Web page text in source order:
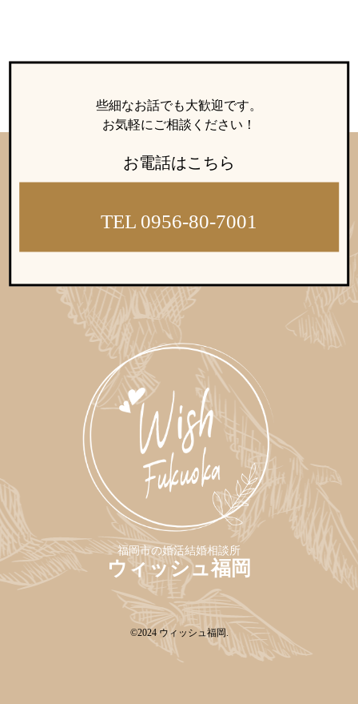
親御様から始める婚活 プラチナ倶楽部
ウィッシュブログ
会社概要 プライバシーポリシー
特定商取引法の表記につい
些細なお話でも大歓迎です。
お気軽にご相談ください！
お電話はこちら
TEL 0956-80-7001
福岡市の婚活結婚相談所
ウィッシュ福岡
©2024ウィッシュ福岡.